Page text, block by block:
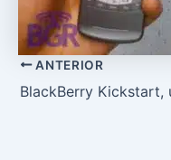
ANTERIOR
BlackBerry Kickstart,